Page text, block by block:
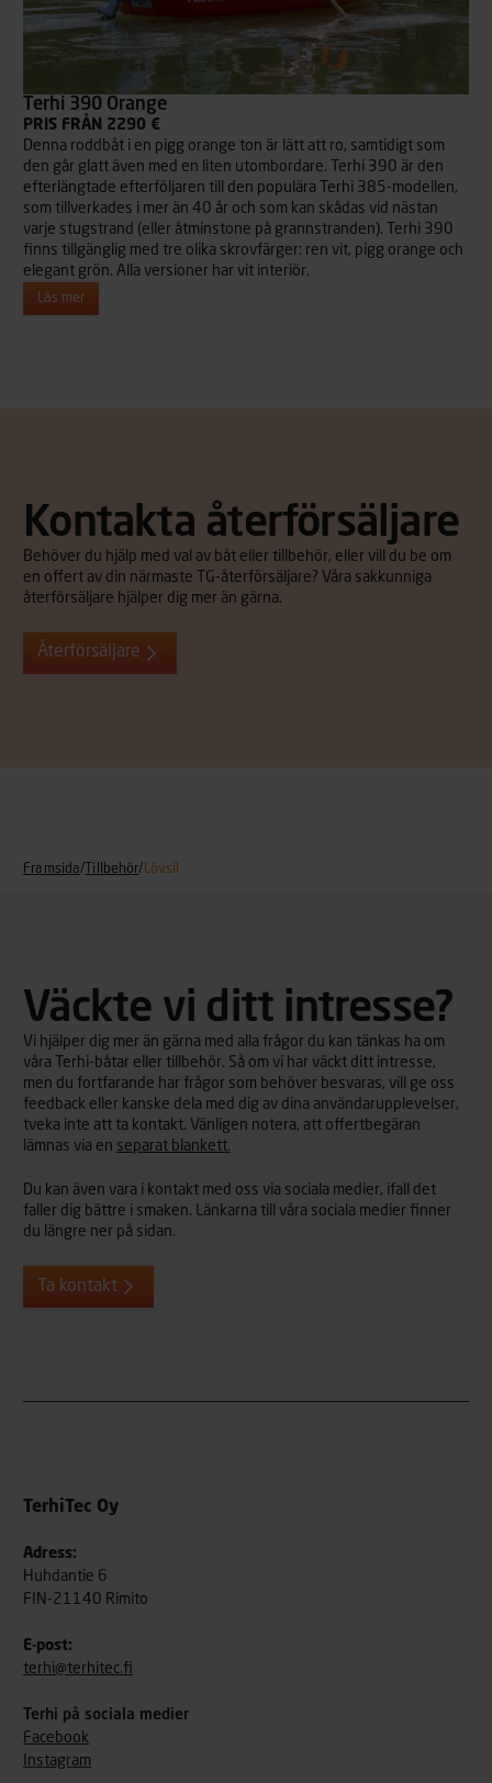
Terhi 390 Orange
PRIS FRÅN 2290 €
Denna roddbåt i en pigg orange ton är lätt att ro, samtidigt som
den går glatt även med en liten utombordare. Terhi 390 är den
efterlängtade efterföljaren till den populära Terhi 385-modellen,
som tillverkades i mer än 40 år och som kan skådas vid nästan
varje stugstrand (eller åtminstone på grannstranden). Terhi 390
finns tillgänglig med tre olika skrovfärger: ren vit, pigg orange och
elegant grön. Alla versioner har vit interiör.
Läs mer
Kontakta återförsäljare
Behöver du hjälp med val av båt eller tillbehör, eller vill du be om
en offert av din närmaste TG-återförsäljare? Våra sakkunniga
återförsäljare hjälper dig mer än gärna.
Återförsäljare
Framsida/ Tillbehör/Lövsil
Väckte vi ditt intresse?
Vi hjälper dig mer än gärna med alla frågor du kan tänkas ha om
våra Terhi-båtar eller tillbehör. Så om vi har väckt ditt intresse,
men du fortfarande har frågor som behöver besvaras, vill ge oss
feedback eller kanske dela med dig av dina användarupplevelser,
tveka inte att ta kontakt. Vänligen notera, att offertbegäran
lämnas via en separat blankett.
Du kan även vara i kontakt med oss via sociala medier, ifall det
faller dig bättre i smaken. Länkarna till våra sociala medier finner
du längre ner på sidan.
Ta kontakt
TerhiTec Oy
Adress:
Huhdantie 6
FIN-21140 Rimito
E-post:
terhi@terhitec.fi
Terhi på sociala medier
Facebook
Instagram